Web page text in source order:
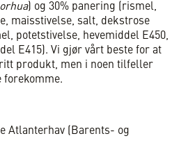
) og 30% panering (rismel,
maisstivelse, salt, dekstrose
potetstivelse, hevemiddel E450,
E415). Vi gjør vårt beste for at
produkt, men i noen tilfeller
forekomme.
Atlanterhav (Barents- og